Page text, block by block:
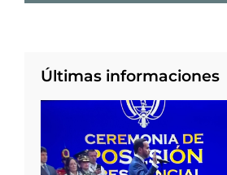
Últimas informaciones